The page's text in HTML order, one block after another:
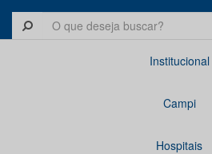
Institucional
Campi
Hospitais